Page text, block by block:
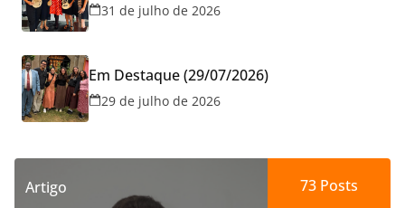
31 de julho de 2026
Em Destaque (29/07/2026)
29 de julho de 2026
Artigo 73 Posts